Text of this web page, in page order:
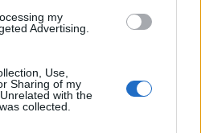
my
Advertising.
Use,
Sharing of my
with the
collected.
από reCAPTCHA, ισχύουν